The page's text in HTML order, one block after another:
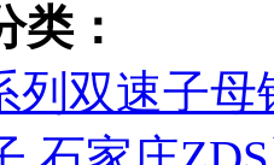
类：
列双速子母